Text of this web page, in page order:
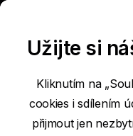
Podmínky používání
Užijte si
Kliknutím na
cookies i sdílením
přijmout jen